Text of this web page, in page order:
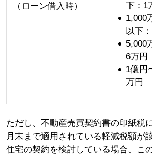
（ローン借入時）
下：1
1,000
以下
5,000
6万円
1億円
万円
ただし、不動産売買契約書の印紙税
月末まで適用されている軽減税額が
住宅の契約を検討している場合、こ